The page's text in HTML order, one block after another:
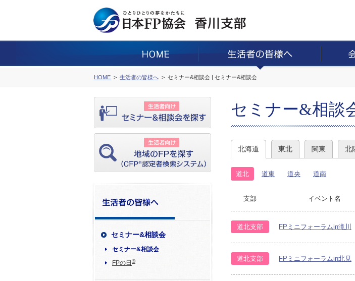
HOME 生活者の皆様へ セミナー&相談会 | セミナー&相談会
セミナー&相談会
セミナー&相談会
FPの日 ®
セミナー&相談
北海道 東北 関東 北
道北 道東 道央 道南
支部 イベント名
道北支部 FPミニフォーラムin滝川
道北支部 FPミニフォーラムin北見